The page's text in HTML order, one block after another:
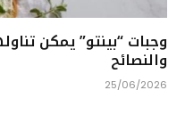
وجبات “بينتو” يمكن
والنصائح
25/06/2026